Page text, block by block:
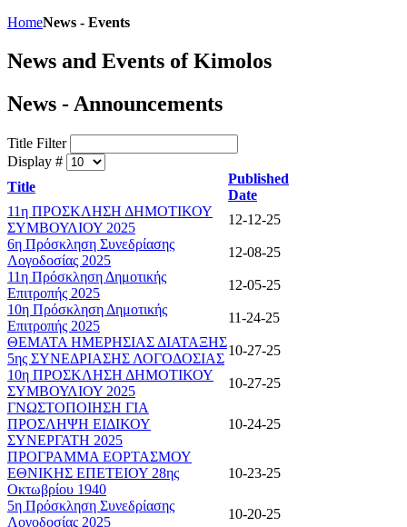
HomeNews - Events
News and Events of Kimolos
News - Announcements
Title Filter
Display #
Title
Published
Date
11η ΠΡΟΣΚΛΗΣΗ ΔΗΜΟΤΙΚΟΥ
ΣΥΜΒΟΥΛΙΟΥ 2025
12-12-25
6η Πρόσκληση Συνεδρίασης
Λογοδοσίας 2025
12-08-25
11η Πρόσκληση Δημοτικής
Επιτροπής 2025
12-05-25
10η Πρόσκληση Δημοτικής
Επιτροπής 2025
11-24-25
ΘΕΜΑΤΑ ΗΜΕΡΗΣΙΑΣ ΔΙΑΤΑΞΗΣ
5ης ΣΥΝΕΔΡΙΑΣΗΣ ΛΟΓΟΔΟΣΙΑΣ
10-27-25
10η ΠΡΟΣΚΛΗΣΗ ΔΗΜΟΤΙΚΟΥ
ΣΥΜΒΟΥΛΙΟΥ 2025
10-27-25
ΓΝΩΣΤΟΠΟΙΗΣΗ ΓΙΑ
ΠΡΟΣΛΗΨΗ ΕΙΔΙΚΟΥ
ΣΥΝΕΡΓΑΤΗ 2025
10-24-25
ΠΡΟΓΡΑΜΜΑ ΕΟΡΤΑΣΜΟΥ
ΕΘΝΙΚΗΣ ΕΠΕΤΕΙΟΥ 28ης
Οκτωβρίου 1940
10-23-25
5η Πρόσκληση Συνεδρίασης
Λογοδοσίας 2025
10-20-25